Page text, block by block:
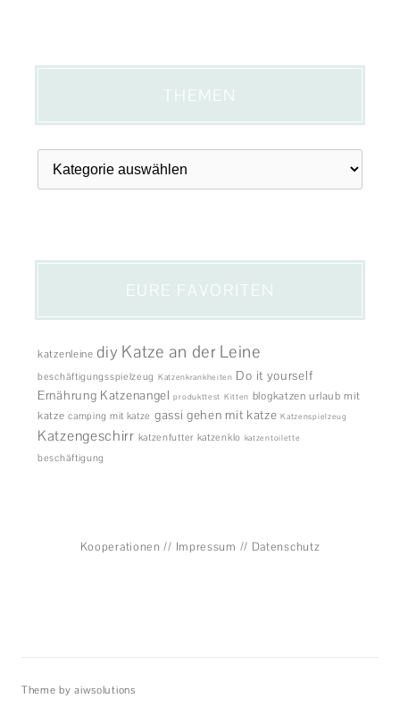
beschäftigungsspielzeug Katzenkrankheiten Do it yourself
Ernährung Katzenangel produkttest Kitten blogkatzen urlaub mit
katze camping mit katze gassi gehen mit katze Katzenspielzeug
Katzengeschirr katzenfutter katzenklo katzentoilette
beschäftigung